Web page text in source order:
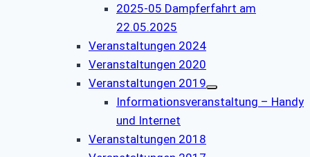
2025-05 Dampferfahrt am
22.05.2025
Veranstaltungen 2024
Veranstaltungen 2020
Veranstaltungen 2019
Informationsveranstaltung – Handy
und Internet
Veranstaltungen 2018